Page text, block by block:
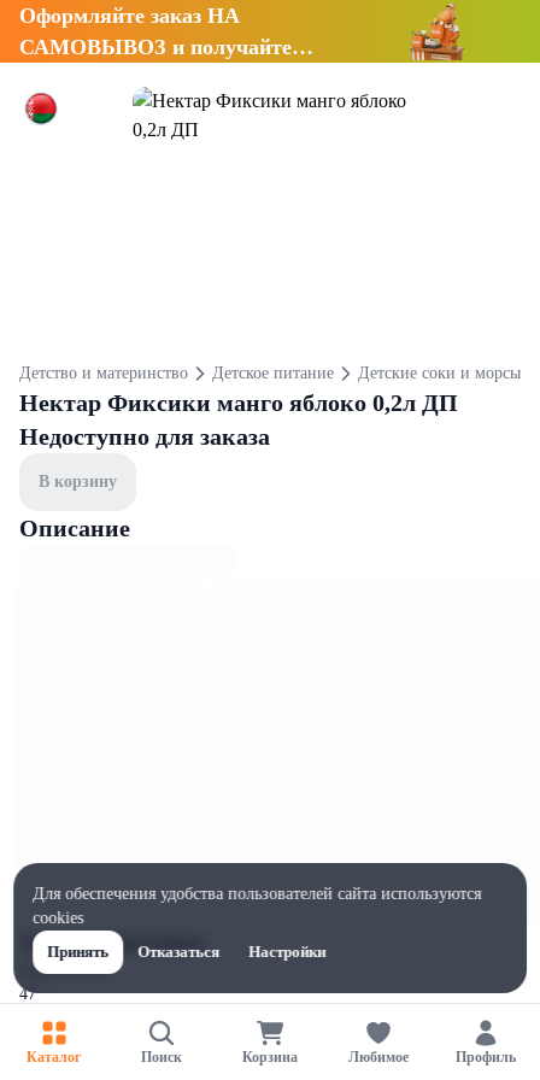
Оформляйте заказ НА
САМОВЫВОЗ и получайте
Детство и материнство Детское питание Детские соки и морсы
Нектар Фиксики манго яблоко 0,2л ДП
Недоступно для заказа
В корзину
Описание
Характеристики
Ширина, мм
47
Высота, мм
120
Каталог Поиск Корзина Любимое Профиль
Для обеспечения удобства пользователей сайта используются
cookies
Принять
Отказаться Настройки